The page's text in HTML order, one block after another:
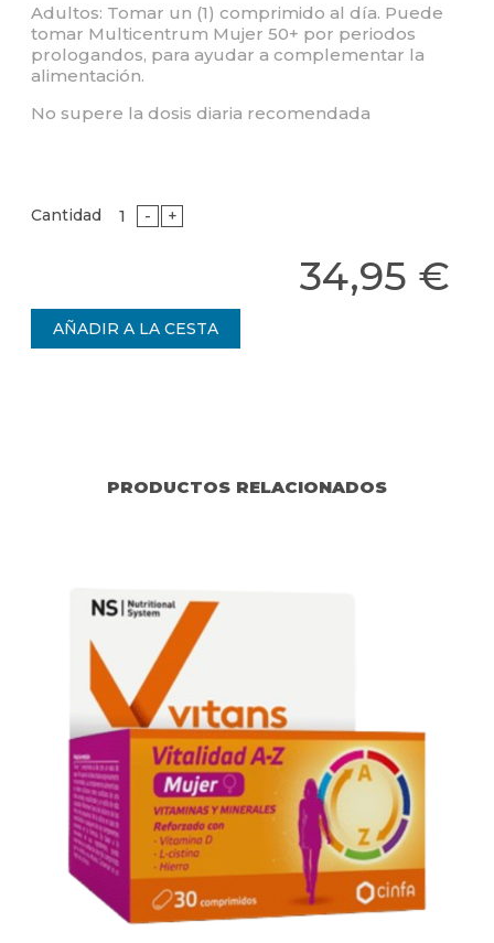
Adultos: Tomar un (1) comprimido al día. Puede
tomar Multicentrum Mujer 50+ por periodos
prologandos, para ayudar a complementar la
alimentación.
No supere la dosis diaria recomendada
Cantidad - +
34,95 €
PRODUCTOS RELACIONADOS